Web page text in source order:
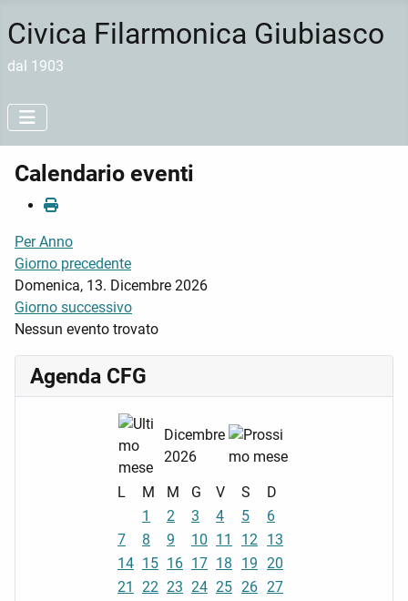
Civica Filarmonica Giubiasco
dal 1903
Calendario eventi
Per Anno
Giorno precedente
Domenica, 13. Dicembre 2026
Giorno successivo
Nessun evento trovato
Agenda CFG
Dicembre
2026
L M M G V S
D
1
2 3 4 5
6
7
8 9 10 11 12 13
14 15 16 17 18 19 20
21
22 23 24 25 26 27